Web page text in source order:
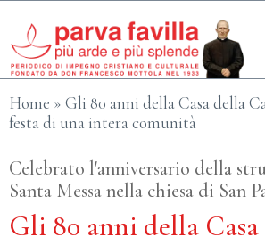
contenuto
Home » Gli 80 anni della Casa della
festa di una intera comunità
Celebrato l'anniversario della
Santa Messa nella chiesa di San
Gli 80 anni della